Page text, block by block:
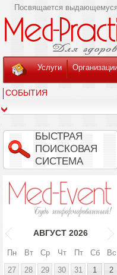
Посвящается выдающемуся
Услуги
СОБЫТИЯ
БЫСТРАЯ
ПОИСКОВАЯ
СИСТЕМА
АВГУСТ 2026
Пн Вт Ср Чт Пт Сб
Вс
27
28 29 30 31 1
2